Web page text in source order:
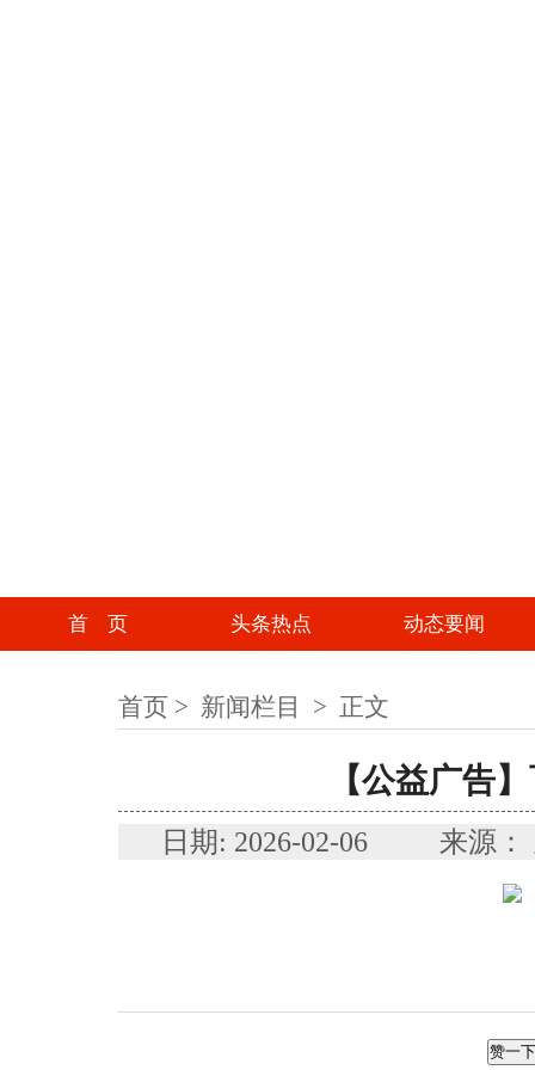
首 页 头条热点 动态要闻
首页 > 新闻栏目 > 正文
【公益广告
日期: 2026-02-06 来源
赞一下